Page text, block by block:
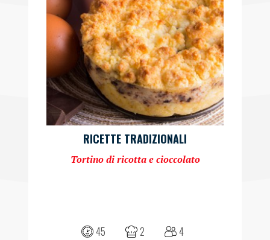
RICETTE TRADIZIONALI
Tortino di ricotta e cioccolato
45 2 4